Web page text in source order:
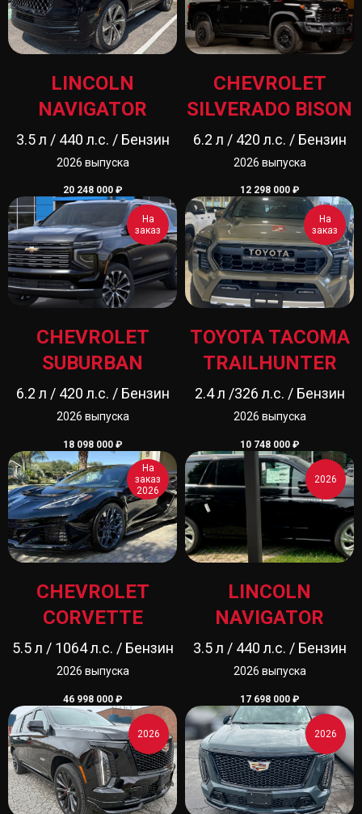
LINCOLN
NAVIGATOR
3.5 л / 440 л.с. / Бензин
2026 выпуска
20 248 000 ₽
CHEVROLET
SILVERADO BISON
6.2 л / 420 л.с. / Бензин
2026 выпуска
12 298 000 ₽
На
заказ
CHEVROLET
SUBURBAN
6.2 л / 420 л.с. / Бензин
2026 выпуска
18 098 000 ₽
На
заказ
TOYOTA TACOMA
TRAILHUNTER
2.4 л /326 л.с. / Бензин
2026 выпуска
10 748 000 ₽
На
заказ
2026
CHEVROLET
CORVETTE
5.5 л / 1064 л.с. / Бензин
2026 выпуска
46 998 000 ₽
2026
LINCOLN
NAVIGATOR
3.5 л / 440 л.с. / Бензин
2026 выпуска
17 698 000 ₽
2026 2026